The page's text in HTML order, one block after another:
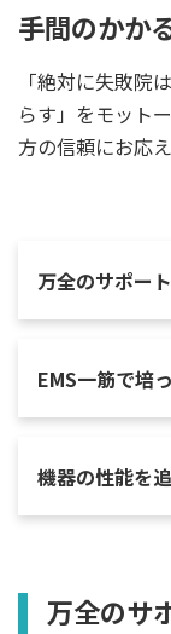
手間のかか
「絶対に失敗院
らす」をモット
方の信頼にお応
万全のサポー
EMS一筋で培
機器の性能を
万全のサ